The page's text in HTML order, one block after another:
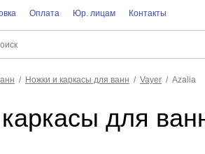
Оплата Юр. лицам Контакты
Ножки и каркасы для ванн Vayer Azalia
для